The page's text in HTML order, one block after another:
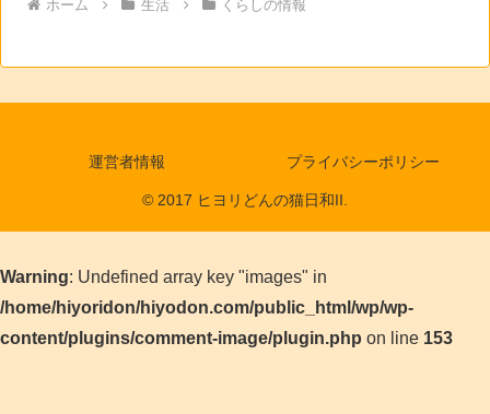
ホーム 生活 くらしの情報
運営者情報 プライバシーポリシー
© 2017 ヒヨリどんの猫日和II.
Warning: Undefined array key "images" in
/home/hiyoridon/hiyodon.com/public_html/wp/wp-
content/plugins/comment-image/plugin.php on line 153